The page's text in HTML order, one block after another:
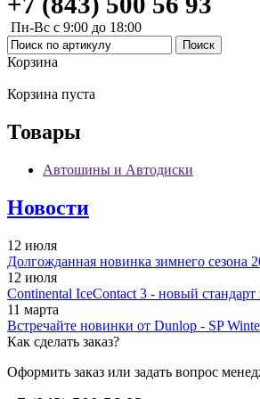
Пн-Вс с 9:00 до 18:00
Корзина
Корзина пуста
Товары
Автошины и Автодиски
Новости
12 июля
Долгожданная новинка зимнего сезона
12 июля
Continental IceContact 3 - новый
11 марта
Встречайте новинки от Dunlop - SP
Как сделать заказ?
Оформить заказ или задать вопрос